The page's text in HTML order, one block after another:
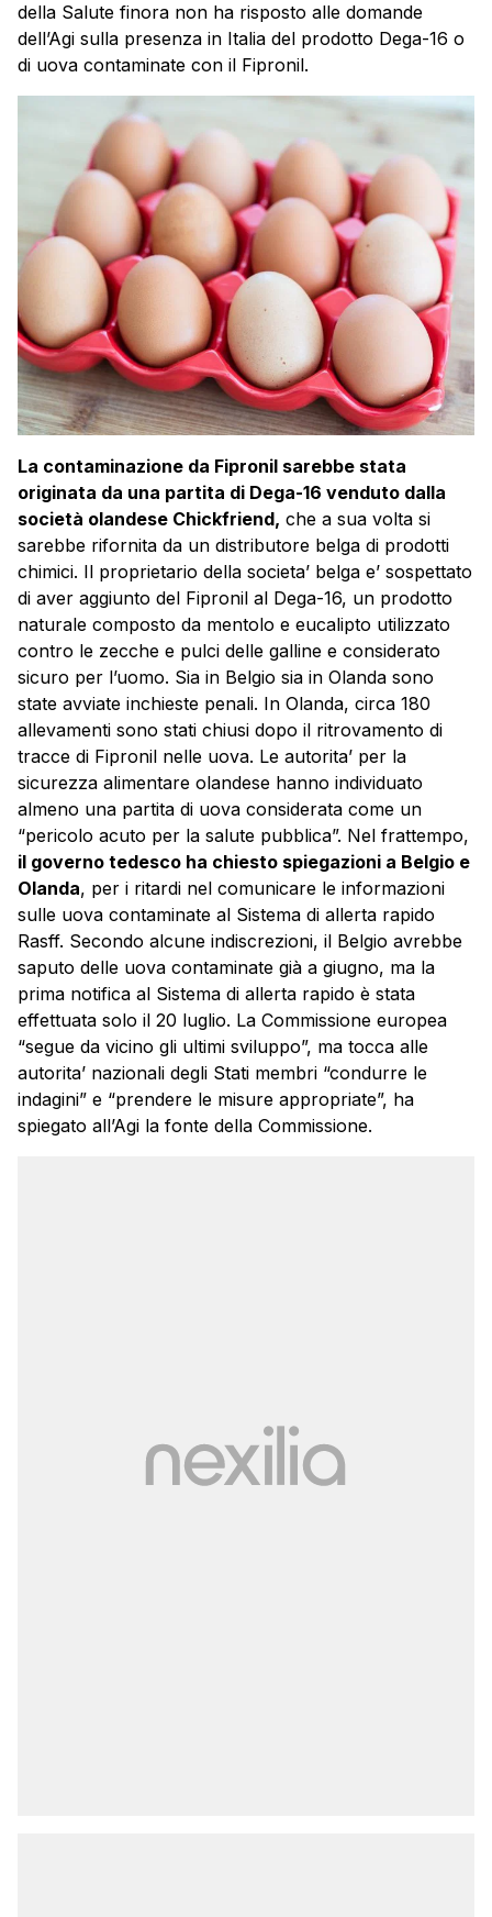
della Salute finora non ha risposto alle domande
dell’Agi sulla presenza in Italia del prodotto Dega-16 o
di uova contaminate con il Fipronil.
La contaminazione da Fipronil sarebbe stata
originata da una partita di Dega-16 venduto dalla
società olandese Chickfriend, che a sua volta si
sarebbe rifornita da un distributore belga di prodotti
chimici. Il proprietario della societa’ belga e’ sospettato
di aver aggiunto del Fipronil al Dega-16, un prodotto
naturale composto da mentolo e eucalipto utilizzato
contro le zecche e pulci delle galline e considerato
sicuro per l’uomo. Sia in Belgio sia in Olanda sono
state avviate inchieste penali. In Olanda, circa 180
allevamenti sono stati chiusi dopo il ritrovamento di
tracce di Fipronil nelle uova. Le autorita’ per la
sicurezza alimentare olandese hanno individuato
almeno una partita di uova considerata come un
“pericolo acuto per la salute pubblica”. Nel frattempo,
il governo tedesco ha chiesto spiegazioni a Belgio e
Olanda, per i ritardi nel comunicare le informazioni
sulle uova contaminate al Sistema di allerta rapido
Rasff. Secondo alcune indiscrezioni, il Belgio avrebbe
saputo delle uova contaminate già a giugno, ma la
prima notifica al Sistema di allerta rapido è stata
effettuata solo il 20 luglio. La Commissione europea
“segue da vicino gli ultimi sviluppo”, ma tocca alle
autorita’ nazionali degli Stati membri “condurre le
indagini” e “prendere le misure appropriate”, ha
spiegato all’Agi la fonte della Commissione.